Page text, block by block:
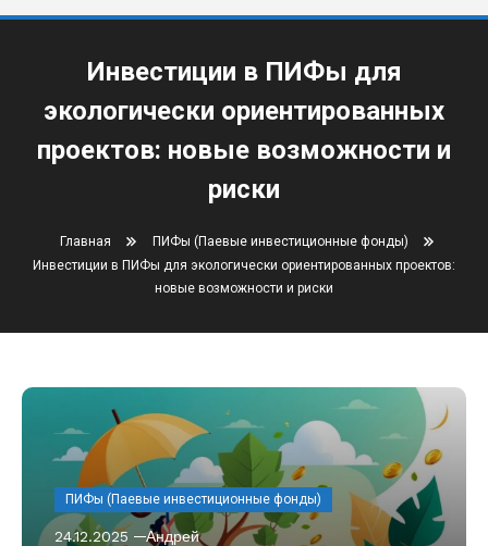
Инвестиции в ПИФы для
экологически ориентированных
проектов: новые возможности и
риски
Главная
ПИФы (Паевые инвестиционные фонды)
Инвестиции в ПИФы для экологически ориентированных проектов:
новые возможности и риски
ПИФы (Паевые инвестиционные фонды)
24.12.2025 Андрей